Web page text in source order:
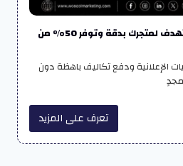
كيف تحدد الجمهور المستهدف لمتجرك بدقة وتوفر 50% من
الإعلانية ودفع تكاليف باهظة دون
تعرف على المزيد